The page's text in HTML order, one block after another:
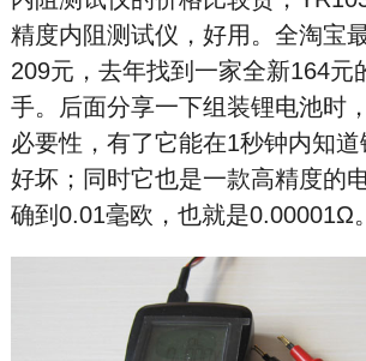
精度内阻测试仪，好用。全淘宝
209元，去年找到一家全新164元
手。后面分享一下组装锂电池时
必要性，有了它能在1秒钟内知
好坏；同时它也是一款高精度的
确到0.01毫欧，也就是0.00001Ω。